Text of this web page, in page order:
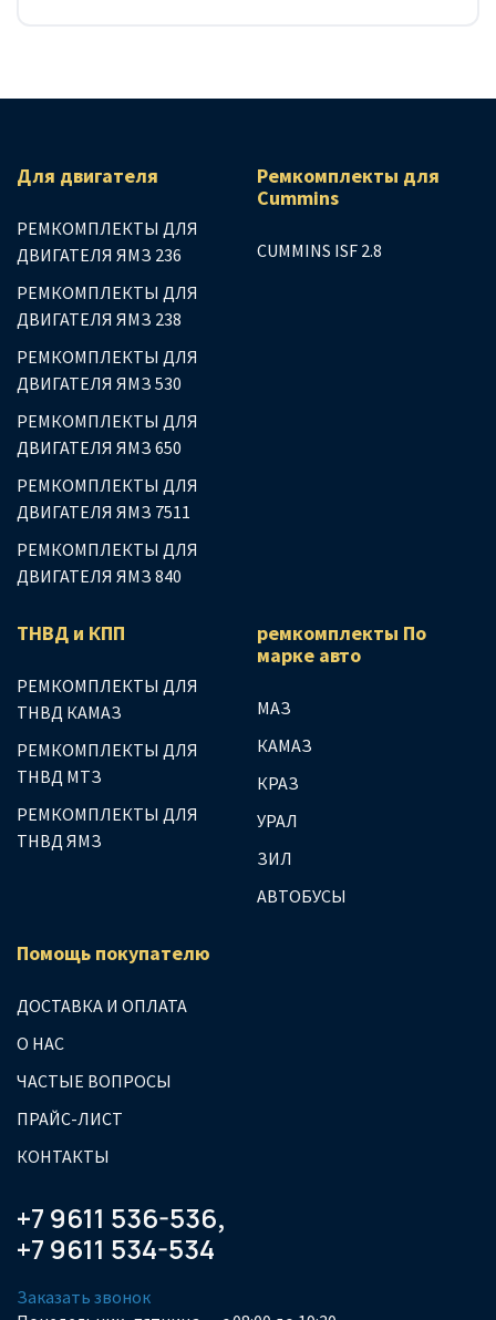
Для двигателя
РЕМКОМПЛЕКТЫ ДЛЯ
ДВИГАТЕЛЯ ЯМЗ 236
РЕМКОМПЛЕКТЫ ДЛЯ
ДВИГАТЕЛЯ ЯМЗ 238
РЕМКОМПЛЕКТЫ ДЛЯ
ДВИГАТЕЛЯ ЯМЗ 530
РЕМКОМПЛЕКТЫ ДЛЯ
ДВИГАТЕЛЯ ЯМЗ 650
РЕМКОМПЛЕКТЫ ДЛЯ
ДВИГАТЕЛЯ ЯМЗ 7511
РЕМКОМПЛЕКТЫ ДЛЯ
ДВИГАТЕЛЯ ЯМЗ 840
Ремкомплекты для
Сummins
CUMMINS ISF 2.8
ТНВД и КПП
РЕМКОМПЛЕКТЫ ДЛЯ
ТНВД КАМАЗ
РЕМКОМПЛЕКТЫ ДЛЯ
ТНВД МТЗ
РЕМКОМПЛЕКТЫ ДЛЯ
ТНВД ЯМЗ
ремкомплекты По
марке авто
МАЗ
КАМАЗ
КРАЗ
УРАЛ
ЗИЛ
АВТОБУСЫ
Помощь покупателю
ДОСТАВКА И ОПЛАТА
О НАС
ЧАСТЫЕ ВОПРОСЫ
ПРАЙС-ЛИСТ
КОНТАКТЫ
+7 9611 536-536,
+7 9611 534-534
Заказать звонок